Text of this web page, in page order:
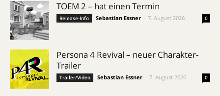
TOEM 2 – hat einen Termin
Release-Info Sebastian Essner 7. August 2026 0
Persona 4 Revival – neuer Charakter-
Trailer
Trailer/Video Sebastian Essner 7. August 2026 0